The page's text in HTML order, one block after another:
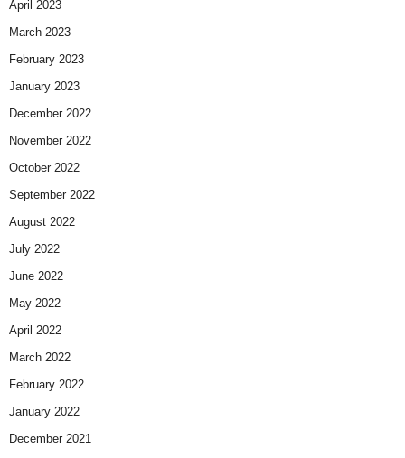
April 2023
March 2023
February 2023
January 2023
December 2022
November 2022
October 2022
September 2022
August 2022
July 2022
June 2022
May 2022
April 2022
March 2022
February 2022
January 2022
December 2021